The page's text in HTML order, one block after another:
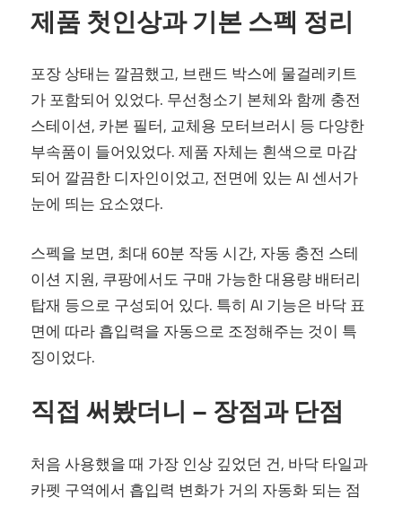
제품 첫인상과 기본 스펙 정리
포장 상태는 깔끔했고, 브랜드 박스에 물걸레키트
가 포함되어 있었다. 무선청소기 본체와 함께 충전
스테이션, 카본 필터, 교체용 모터브러시 등 다양한
부속품이 들어있었다. 제품 자체는 흰색으로 마감
되어 깔끔한 디자인이었고, 전면에 있는 AI 센서가
눈에 띄는 요소였다.
스펙을 보면, 최대 60분 작동 시간, 자동 충전 스테
이션 지원, 쿠팡에서도 구매 가능한 대용량 배터리
탑재 등으로 구성되어 있다. 특히 AI 기능은 바닥 표
면에 따라 흡입력을 자동으로 조정해주는 것이 특
징이었다.
직접 써봤더니 – 장점과 단점
처음 사용했을 때 가장 인상 깊었던 건, 바닥 타일과
카펫 구역에서 흡입력 변화가 거의 자동화 되는 점